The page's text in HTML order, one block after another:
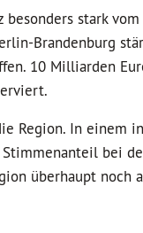
stark
Brandenburg
10 Milliarden
Region. In einem
bei
überhaupt noch